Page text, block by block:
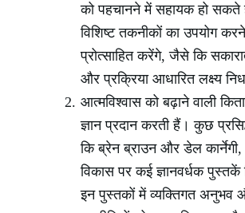
को पहचानने में सहायक हो
विशिष्ट तकनीकों का उपयोग
प्रोत्साहित करेंगे, जैसे कि
और प्रक्रिया आधारित लक्ष्य
आत्मविश्वास को बढ़ाने वाली
ज्ञान प्रदान करती हैं। कुछ
कि ब्रेन ब्राउन और डेल
विकास पर कई ज्ञानवर्धक
इन पुस्तकों में व्यक्तिगत अनुभव